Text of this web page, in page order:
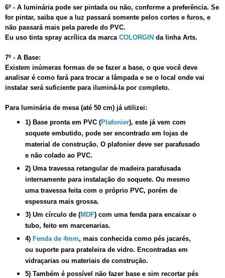
6º - A luminária pode ser pintada ou não, conforme a preferência. Se
for pintar, saiba que a luz passará somente pelos cortes e furos, e
não passará mais pela parede do PVC.
Eu uso tinta spray acrílica da marca COLORGIN da linha Arts.
7º - A Base:
Existem inúmeras formas de se fazer a base, o que você deve
analisar é como fará para trocar a lâmpada e se o local onde vai
instalar será suficiente para iluminá-la por completo.
Para luminária de mesa (até 50 cm) já utilizei:
1) Base pronta em PVC (Plafonier), este já vem com
soquete embutido, pode ser encontrado em lojas de
material de construção. O plafonier deve ser parafusado
e não colado ao PVC.
2) Uma travessa retangular de madeira parafusada
internamente para instalação do soquete. Ou mesmo
uma travessa feita com o próprio PVC, porém de
espessura mais grossa.
3) Um círculo de (MDF) com uma fenda para encaixar o
tubo, feito em marcenarias.
4) Fenda de 4mm, mais conhecida como pés jacarés,
ou suporte para prateleira de vidro. Encontradas em
vidraçarias ou materiais de construção.
5) Também é possível não fazer base e sim recortar pés